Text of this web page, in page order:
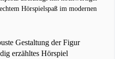
Hörspielspaß im modernen
Gestaltung der Figur
erzähltes Hörspiel